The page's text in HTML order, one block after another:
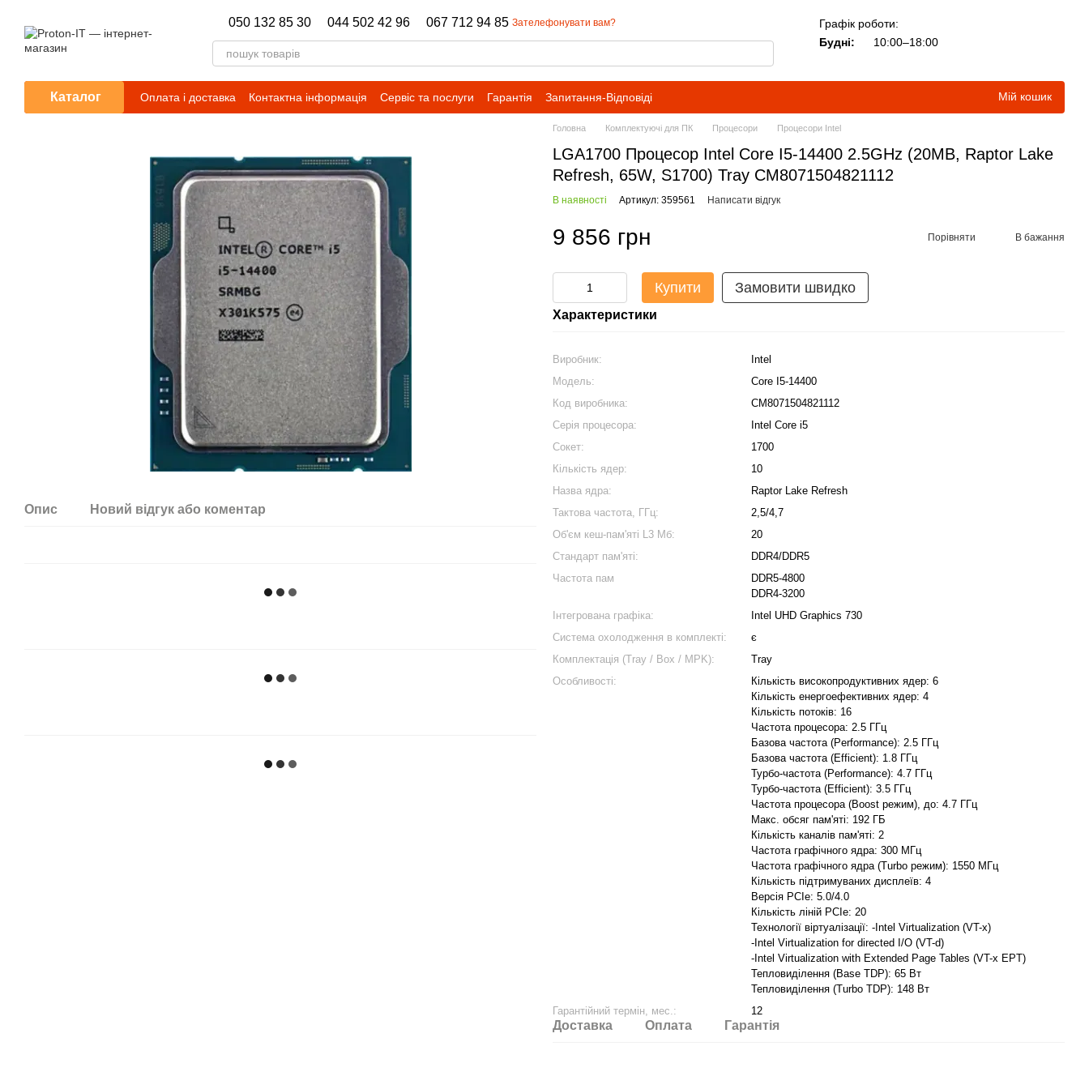
050 132 85 30 044 502 42 96 067 712 94 85 Зателефонувати вам?
Графік роботи:
Будні:
10:00–18:00
Каталог Оплата і доставка Контактна інформація Сервіс та послуги Гарантія Запитання-Відповіді Мій кошик
Опис Новий відгук або коментар
Головна Комплектуючі для ПК Процесори Процесори Intel
LGA1700 Процесор Intel Core I5-14400 2.5GHz (20MB, Raptor Lake
Refresh, 65W, S1700) Tray CM8071504821112
В наявності Артикул: 359561 Написати відгук
9 856 грн Порівняти В бажання
Купити Замовити швидко
Характеристики
Виробник:
Intel
Модель:
Core I5-14400
Код виробника:
CM8071504821112
Серiя процесора:
Intel Core i5
Сокет:
1700
Кількість ядер:
10
Назва ядра:
Raptor Lake Refresh
Тактова частота, ГГц:
2,5/4,7
Об'єм кеш-пам'яті L3 Мб:
20
Cтандарт пам'яті:
DDR4/DDR5
Частота пам
DDR5-4800
DDR4-3200
Інтегрована графіка:
Intel UHD Graphics 730
Система охолодження в комплекті:
є
Комплектація (Tray / Box / MPK):
Tray
Особливості:
Кількість високопродуктивних ядер: 6
Кількість енергоефективних ядер: 4
Кількість потоків: 16
Частота процесора: 2.5 ГГц
Базова частота (Performance): 2.5 ГГц
Базова частота (Efficient): 1.8 ГГц
Турбо-частота (Performance): 4.7 ГГц
Турбо-частота (Efficient): 3.5 ГГц
Частота процесора (Boost режим), до: 4.7 ГГц
Макс. обсяг пам'яті: 192 ГБ
Кількість каналів пам'яті: 2
Частота графічного ядра: 300 МГц
Частота графічного ядра (Turbo режим): 1550 МГц
Кількість підтримуваних дисплеїв: 4
Версія PCIe: 5.0/4.0
Кількість ліній PCIe: 20
Технології віртуалізації: -Intel Virtualization (VT-x)
-Intel Virtualization for directed I/O (VT-d)
-Intel Virtualization with Extended Page Tables (VT-x EPT)
Тепловиділення (Base TDP): 65 Вт
Тепловиділення (Turbo TDP): 148 Вт
Гарантійний термін, мес.:
12
Доставка Оплата Гарантія